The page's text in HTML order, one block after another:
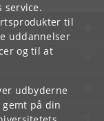
service.
til
uddannelser
og til at
udbyderne
gemt på din